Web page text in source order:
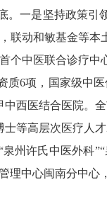
一是坚持政策引
联动和敏基金等本
个中医联合诊疗中
6项，国家级中
西医结合医院。
等高层次医疗人才
州许氏中医外科
理中心闽南分中心